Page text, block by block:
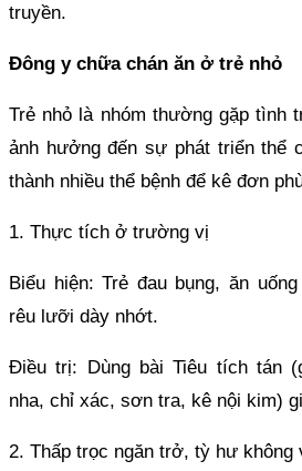
truyền.
Đông y chữa chán ăn ở trẻ nhỏ
Trẻ nhỏ là nhóm thường gặp tình
ảnh hưởng đến sự phát triển thể
thành nhiều thể bệnh để kê đơn
1. Thực tích ở trường vị
Biểu hiện: Trẻ đau bụng, ăn
rêu lưỡi dày nhớt.
Điều trị: Dùng bài Tiêu tích tán
nha, chỉ xác, sơn tra, kê nội kim)
2. Thấp trọc ngăn trở, tỳ hư không